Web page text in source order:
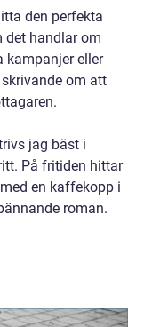
den perfekta
det handlar om
kampanjer eller
om att
jag bäst i
På fritiden hittar
en kaffekopp i
roman.